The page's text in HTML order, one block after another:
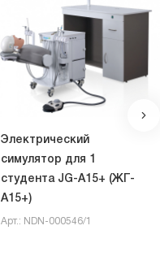
Электрический
симулятор для 1
студента JG-A15+ (ЖГ-
А15+)
Арт.: NDN-000546/1